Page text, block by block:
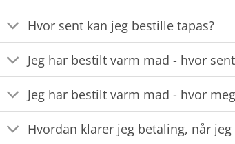
Hvor sent kan jeg bestille tapas?
Jeg har bestilt varm mad - hvor
Jeg har bestilt varm mad - hvor
Hvordan klarer jeg betaling, når